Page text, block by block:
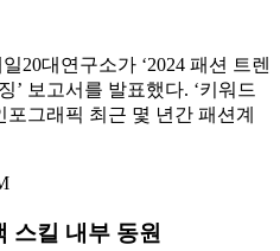
20대연구소가 ‘2024 패션 트렌
’ 보고서를 발표했다. ‘키워드
그래픽 최근 몇 년간 패션계
스킬 내부 동원